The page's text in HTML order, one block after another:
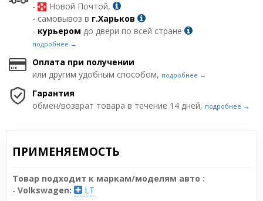
-
Новой Почтой,
- самовывоз в г.Харьков
- курьером до двери по всей стране
подробнее →
Оплата при получении
или другим удобным способом, подробнее →
Гарантия
обмен/возврат товара в течение 14 дней, подробнее →
ПРИМЕНЯЕМОСТЬ
Товар подходит к маркам/моделям авто :
- Volkswagen:
LT